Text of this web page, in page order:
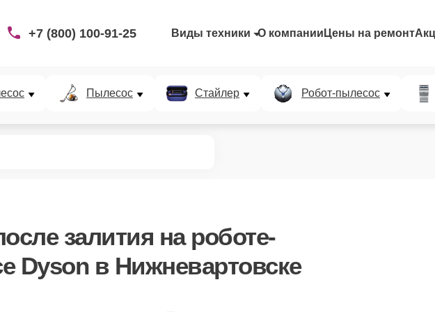
+7 (800) 100-91-25 Виды техники О компании Цены на ремонт
Пылесос Стайлер Робот-пылесос
залития на роботе-
Dyson в Нижневартовске